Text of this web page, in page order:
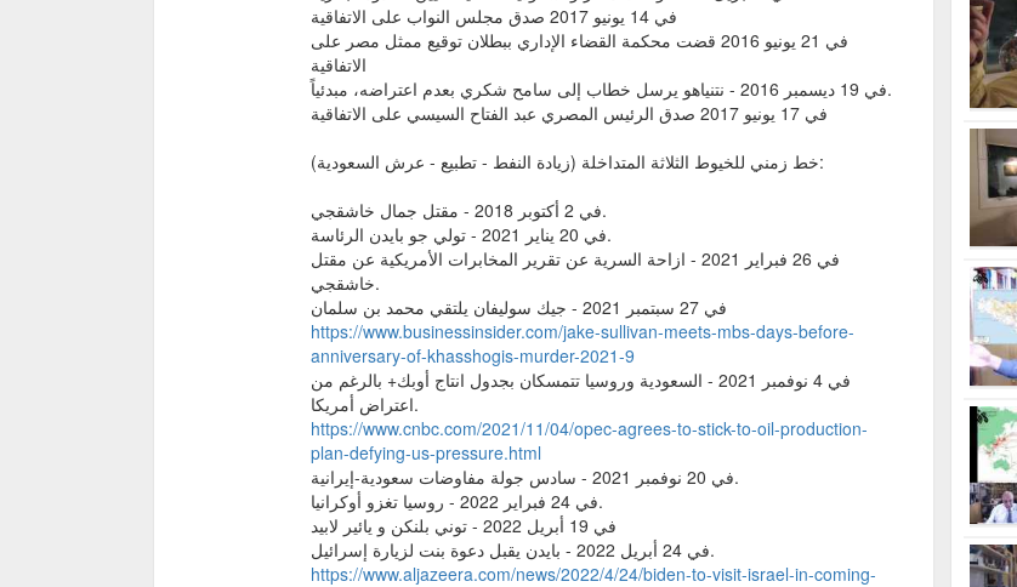
في 14 يونيو 2017 صدق مجلس النواب على الاتفاقية
في 21 يونيو 2016 قضت محكمة القضاء الإداري ببطلان توقيع ممثل مصر على
الاتفاقية
في 19 ديسمبر 2016 - نتنياهو يرسل خطاب إلى سامح شكري بعدم اعتراضه، مبدئياً.
في 17 يونيو 2017 صدق الرئيس المصري عبد الفتاح السيسي على الاتفاقية
خط زمني للخيوط الثلاثة المتداخلة (زيادة النفط - تطبيع - عرش السعودية):
في 2 أكتوبر 2018 - مقتل جمال خاشقجي.
في 20 يناير 2021 - تولي جو بايدن الرئاسة.
في 26 فبراير 2021 - ازاحة السرية عن تقرير المخابرات الأمريكية عن مقتل
خاشقجي.
في 27 سبتمبر 2021 - جيك سوليفان يلتقي محمد بن سلمان
https://www.businessinsider.com/jake-sullivan-meets-mbs-days-before-
anniversary-of-khasshogis-murder-2021-9
في 4 نوفمبر 2021 - السعودية وروسيا تتمسكان بجدول انتاج أوبك+ بالرغم من
اعتراض أمريكا.
https://www.cnbc.com/2021/11/04/opec-agrees-to-stick-to-oil-production-
plan-defying-us-pressure.html
في 20 نوفمبر 2021 - سادس جولة مفاوضات سعودية-إيرانية.
في 24 فبراير 2022 - روسيا تغزو أوكرانيا.
في 19 أبريل 2022 - توني بلنكن و يائير لابيد
في 24 أبريل 2022 - بايدن يقبل دعوة بنت لزيارة إسرائيل.
https://www.aljazeera.com/news/2022/4/24/biden-to-visit-israel-in-coming-